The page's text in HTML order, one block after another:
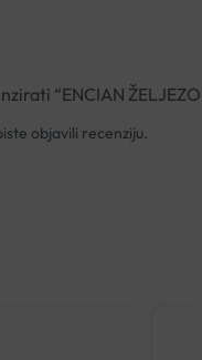
“ENCIAN
objavili recenziju.